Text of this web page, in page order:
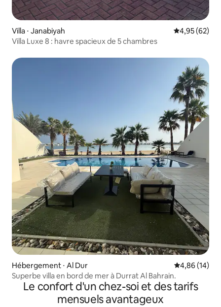
Villa ⋅ Janabiyah Évaluation
4,95 (62)
Villa Luxe 8 : havre spacieux de 5 chambres
Hébergement ⋅ Al Dur Évaluation
4,86 (14)
Superbe villa en bord de mer à Durrat Al Bahrain.
Le confort d'un chez-soi et des tarifs
mensuels avantageux